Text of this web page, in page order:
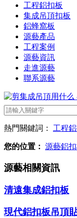
工程鋁扣板
集成吊頂扣板
鋁蜂窩板
源藝產品
工程案例
源藝資訊
走進源藝
聯系源藝
熱門關鍵詞： 工程
您的位置： 源藝鋁
源藝相關資訊
清遠集成鋁扣板
現代鋁扣板吊頂